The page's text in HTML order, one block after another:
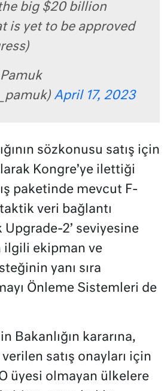
big $20 billion
is yet to be approved
April 17, 2023
sözkonusu satış için
Kongre’ye ilettiği
paketinde mevcut F-
taktik veri bağlantı
Upgrade-2’ seviyesine
ekipman ve
yanı sıra
Önleme Sistemleri de
Bakanlığın kararına,
satış onayları için
üyesi olmayan ülkelere